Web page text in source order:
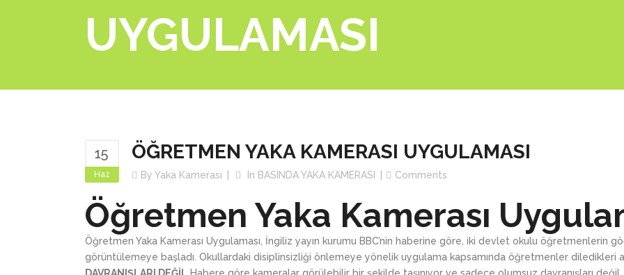
GARDİYAN YAKA
İTFAİYE YAKA
GÜVENLİK YAKA
GARDİYAN YAKA
ÖZEL GÜVENLİK
DENETLEME YAKA
UYGULAMASI
15
Haz
ÖĞRETMEN YAKA KAMERASI UYGULAMASI
By Yaka Kamerası In BASINDA YAKA KAMERASI Comments
Öğretmen Yaka Kamerası
Öğretmen Yaka Kamerası Uygulaması, İngiliz yayın kurumu BBC’nin haberine göre, iki devlet okulu öğretmenlerin
görüntülemeye başladı. Okullardaki disiplinsizliği önlemeye yönelik uygulama kapsamında öğretmenler diledikleri